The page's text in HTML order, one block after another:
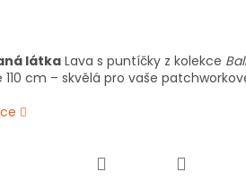
látka Lava s puntíčky z kolekce
110 cm – skvělá pro vaše